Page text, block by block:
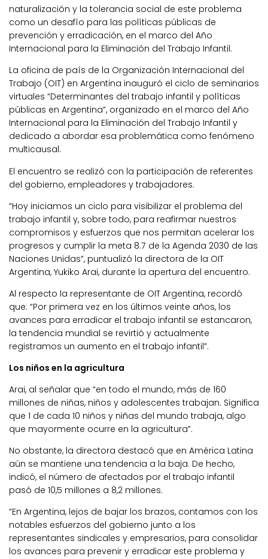
naturalización y la tolerancia social de este problema
como un desafío para las políticas públicas de
prevención y erradicación, en el marco del Año
Internacional para la Eliminación del Trabajo Infantil.
La oficina de país de la Organización Internacional del
Trabajo (OIT) en Argentina inauguró el ciclo de seminarios
virtuales “Determinantes del trabajo infantil y políticas
públicas en Argentina”, organizado en el marco del Año
Internacional para la Eliminación del Trabajo Infantil y
dedicado a abordar esa problemática como fenómeno
multicausal.
El encuentro se realizó con la participación de referentes
del gobierno, empleadores y trabajadores.
“Hoy iniciamos un ciclo para visibilizar el problema del
trabajo infantil y, sobre todo, para reafirmar nuestros
compromisos y esfuerzos que nos permitan acelerar los
progresos y cumplir la meta 8.7 de la Agenda 2030 de las
Naciones Unidas”, puntualizó la directora de la OIT
Argentina, Yukiko Arai, durante la apertura del encuentro.
Al respecto la representante de OIT Argentina, recordó
que: “Por primera vez en los últimos veinte años, los
avances para erradicar el trabajo infantil se estancaron,
la tendencia mundial se revirtió y actualmente
registramos un aumento en el trabajo infantil”.
Los niños en la agricultura
Arai, al señalar que “en todo el mundo, más de 160
millones de niñas, niños y adolescentes trabajan. Significa
que 1 de cada 10 niños y niñas del mundo trabaja, algo
que mayormente ocurre en la agricultura”.
No obstante, la directora destacó que en América Latina
aún se mantiene una tendencia a la baja. De hecho,
indicó, el número de afectados por el trabajo infantil
pasó de 10,5 millones a 8,2 millones.
“En Argentina, lejos de bajar los brazos, contamos con los
notables esfuerzos del gobierno junto a los
representantes sindicales y empresarios, para consolidar
los avances para prevenir y erradicar este problema y